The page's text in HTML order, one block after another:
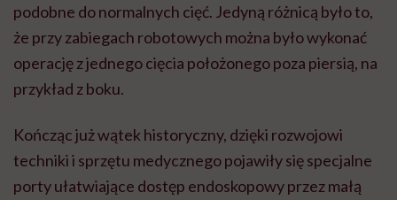
podobne do normalnych cięć. Jedyną różnicą było to,
że przy zabiegach robotowych można było wykonać
operację z jednego cięcia położonego poza piersią, na
przykład z boku.
Kończąc już wątek historyczny, dzięki rozwojowi
techniki i sprzętu medycznego pojawiły się specjalne
porty ułatwiające dostęp endoskopowy przez małą